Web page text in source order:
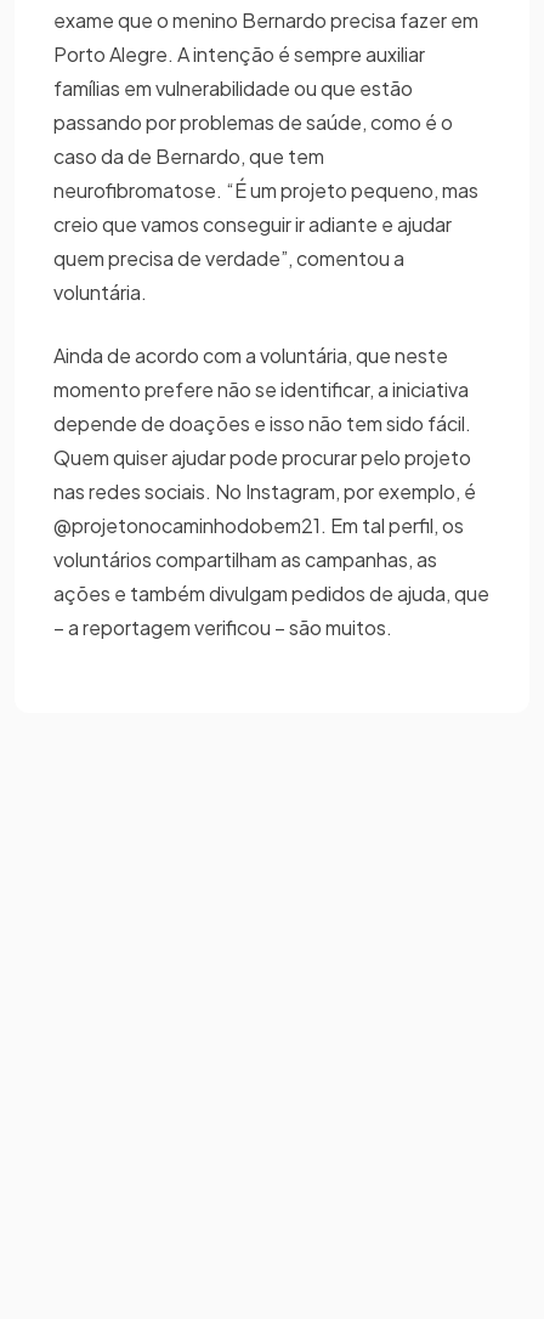
exame que o menino Bernardo precisa fazer em
Porto Alegre. A intenção é sempre auxiliar
famílias em vulnerabilidade ou que estão
passando por problemas de saúde, como é o
caso da de Bernardo, que tem
neurofibromatose. “É um projeto pequeno, mas
creio que vamos conseguir ir adiante e ajudar
quem precisa de verdade”, comentou a
voluntária.
Ainda de acordo com a voluntária, que neste
momento prefere não se identificar, a iniciativa
depende de doações e isso não tem sido fácil.
Quem quiser ajudar pode procurar pelo projeto
nas redes sociais. No Instagram, por exemplo, é
@projetonocaminhodobem21. Em tal perfil, os
voluntários compartilham as campanhas, as
ações e também divulgam pedidos de ajuda, que
– a reportagem verificou – são muitos.